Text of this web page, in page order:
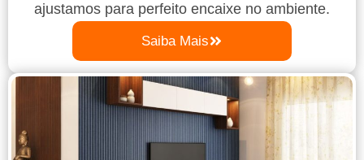
ajustamos para perfeito encaixe no ambiente.
Saiba Mais